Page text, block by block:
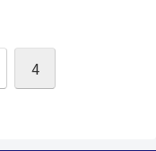
4